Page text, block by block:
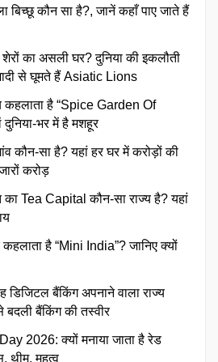
बिच्छू कौन सा है?, जानें कहाँ पाए जाते हैं
शेरों का असली घर? दुनिया की इकलौती
से घूमते हैं Asiatic Lions
कहलाता है “Spice Garden Of
भर में है मशहूर
कौन-सा है? यहां हर घर में करोड़ों की
करोड़
Tea Capital कौन-सा राज्य है? यहां
है “Mini India”? जानिए क्यों
डिजिटल बैंकिंग अपनाने वाला राज्य
बैंकिंग की तस्वीर
2026: क्यों मनाया जाता है रेड
थीम, महत्व